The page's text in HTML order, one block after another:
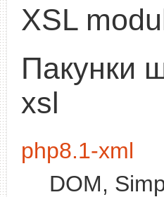
XSL
Пакунки
xsl
php8.1-xml
DOM,